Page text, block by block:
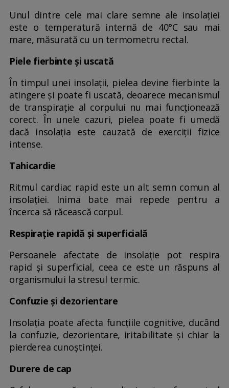
Unul dintre cele mai clare semne ale insolației
este o temperatură internă de 40°C sau mai
mare, măsurată cu un termometru rectal.
Piele fierbinte și uscată
În timpul unei insolații, pielea devine fierbinte la
atingere și poate fi uscată, deoarece mecanismul
de transpirație al corpului nu mai funcționează
corect. În unele cazuri, pielea poate fi umedă
dacă insolația este cauzată de exerciții fizice
intense.
Tahicardie
Ritmul cardiac rapid este un alt semn comun al
insolației. Inima bate mai repede pentru a
încerca să răcească corpul.
Respirație rapidă și superficială
Persoanele afectate de insolație pot respira
rapid și superficial, ceea ce este un răspuns al
organismului la stresul termic.
Confuzie și dezorientare
Insolația poate afecta funcțiile cognitive, ducând
la confuzie, dezorientare, iritabilitate și chiar la
pierderea cunoștinței.
Durere de cap